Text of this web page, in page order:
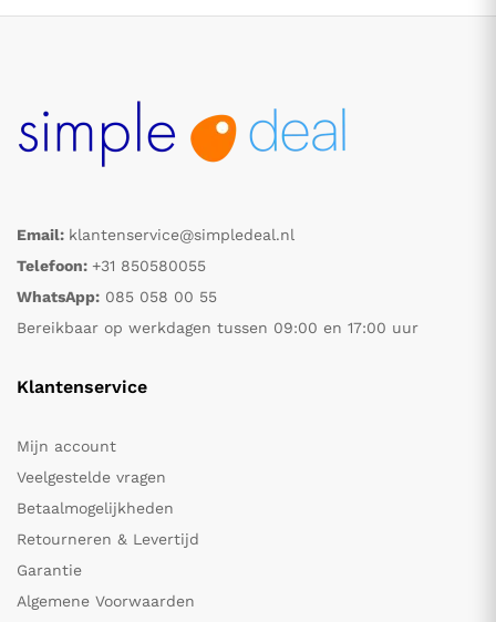
Email: klantenservice@simpledeal.nl
Telefoon: +31 850580055
WhatsApp: 085 058 00 55
Bereikbaar op werkdagen tussen 09:00 en 17:00 uur
Klantenservice
Mijn account
Veelgestelde vragen
Betaalmogelijkheden
Retourneren & Levertijd
Garantie
Algemene Voorwaarden